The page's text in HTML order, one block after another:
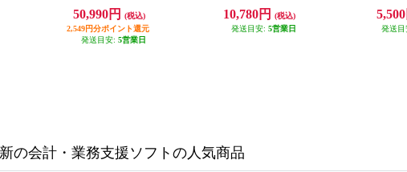
50,990円
(税込)
2,549円分ポイント還元
発送目安: 5営業日
10,780円
(税込)
発送目安: 5営業日
5,500
発送目
の会計・業務支援ソフトの人気商品